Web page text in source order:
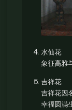
水仙花
象征高雅
吉祥花
吉祥花因
幸福圆满